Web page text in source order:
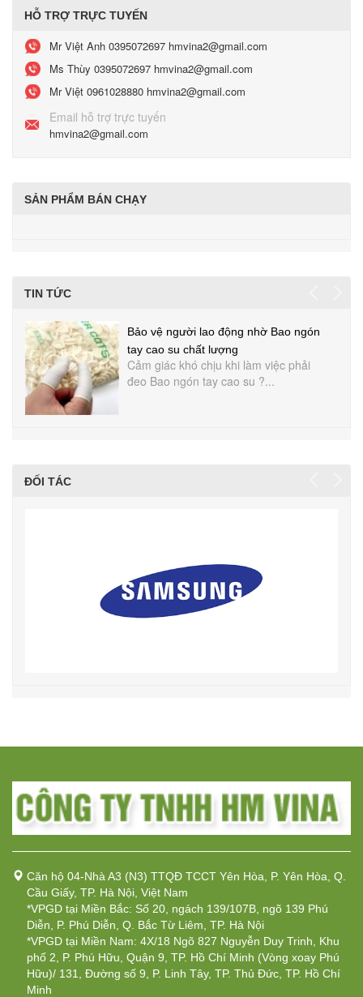
HỖ TRỢ TRỰC TUYẾN
Mr Việt Anh 0395072697 hmvina2@gmail.com
Ms Thùy 0395072697 hmvina2@gmail.com
Mr Việt 0961028880 hmvina2@gmail.com
Email hỗ trợ trực tuyến
hmvina2@gmail.com
SẢN PHẨM BÁN CHẠY
TIN TỨC
Bảo vệ người lao động nhờ Bao ngón
tay cao su chất lượng
Cảm giác khó chịu khi làm việc phải
đeo Bao ngón tay cao su ?...
ĐỐI TÁC
Căn hộ 04-Nhà A3 (N3) TTQĐ TCCT Yên Hòa, P. Yên Hòa, Q.
Cầu Giấy, TP. Hà Nội, Việt Nam
*VPGD tại Miền Bắc: Số 20, ngách 139/107B, ngõ 139 Phú
Diễn, P. Phú Diễn, Q. Bắc Từ Liêm, TP. Hà Nội
*VPGD tại Miền Nam: 4X/18 Ngõ 827 Nguyễn Duy Trinh, Khu
phố 2, P. Phú Hữu, Quận 9, TP. Hồ Chí Minh (Vòng xoay Phú
Hữu)/ 131, Đường số 9, P. Linh Tây, TP. Thủ Đức, TP. Hồ Chí
Minh